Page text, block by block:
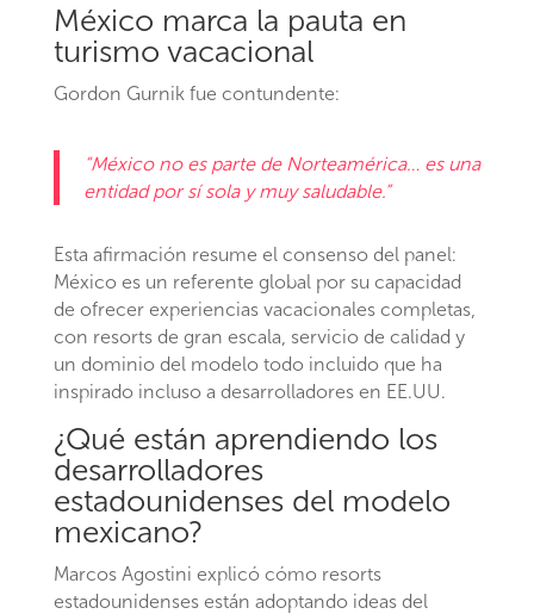
México marca la pauta en
turismo vacacional
Gordon Gurnik fue contundente:
“México no es parte de Norteamérica… es una
entidad por sí sola y muy saludable.”
Esta afirmación resume el consenso del panel:
México es un referente global por su capacidad
de ofrecer experiencias vacacionales completas,
con resorts de gran escala, servicio de calidad y
un dominio del modelo todo incluido que ha
inspirado incluso a desarrolladores en EE.UU.
¿Qué están aprendiendo los
desarrolladores
estadounidenses del modelo
mexicano?
Marcos Agostini explicó cómo resorts
estadounidenses están adoptando ideas del